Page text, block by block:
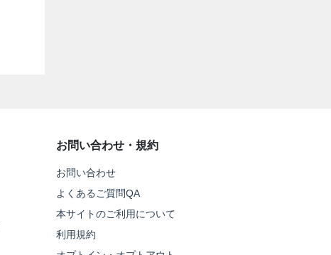
お問い合わせ・規約
お問い合わせ
よくあるご質問QA
本サイトのご利用について
利用規約